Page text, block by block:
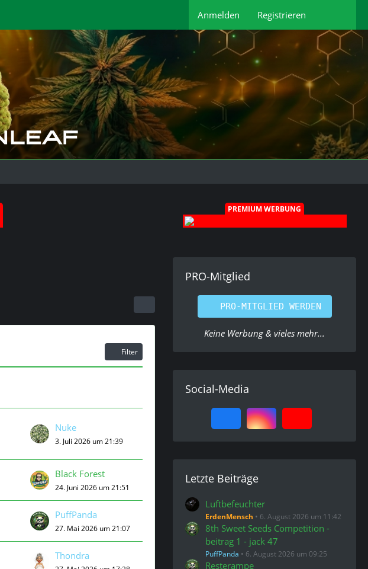
Anmelden Registrieren
Filter
Nuke
3. Juli 2026 um 21:39
Black Forest
24. Juni 2026 um 21:51
PuffPanda
27. Mai 2026 um 21:07
Thondra
PREMIUM WERBUNG
PRO-Mitglied
PRO-MITGLIED WERDEN
Keine Werbung & vieles mehr...
Social-Media
Letzte Beiträge
Luftbefeuchter
ErdenMensch 6. August 2026 um 11:42
8th Sweet Seeds Competition -
beitrag 1 - jack 47
PuffPanda 6. August 2026 um 09:25
Resterampe